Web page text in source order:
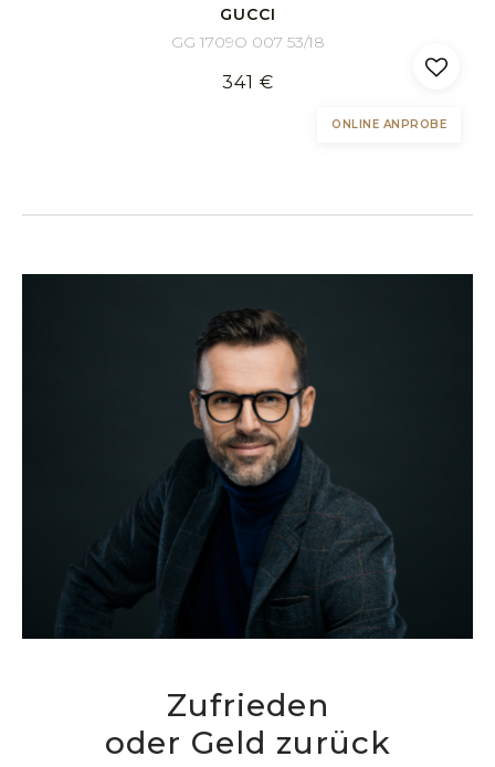
GUCCI
GG 1709O 007 53/18
341 €
ONLINE ANPROBE
Zufrieden
oder Geld zurück